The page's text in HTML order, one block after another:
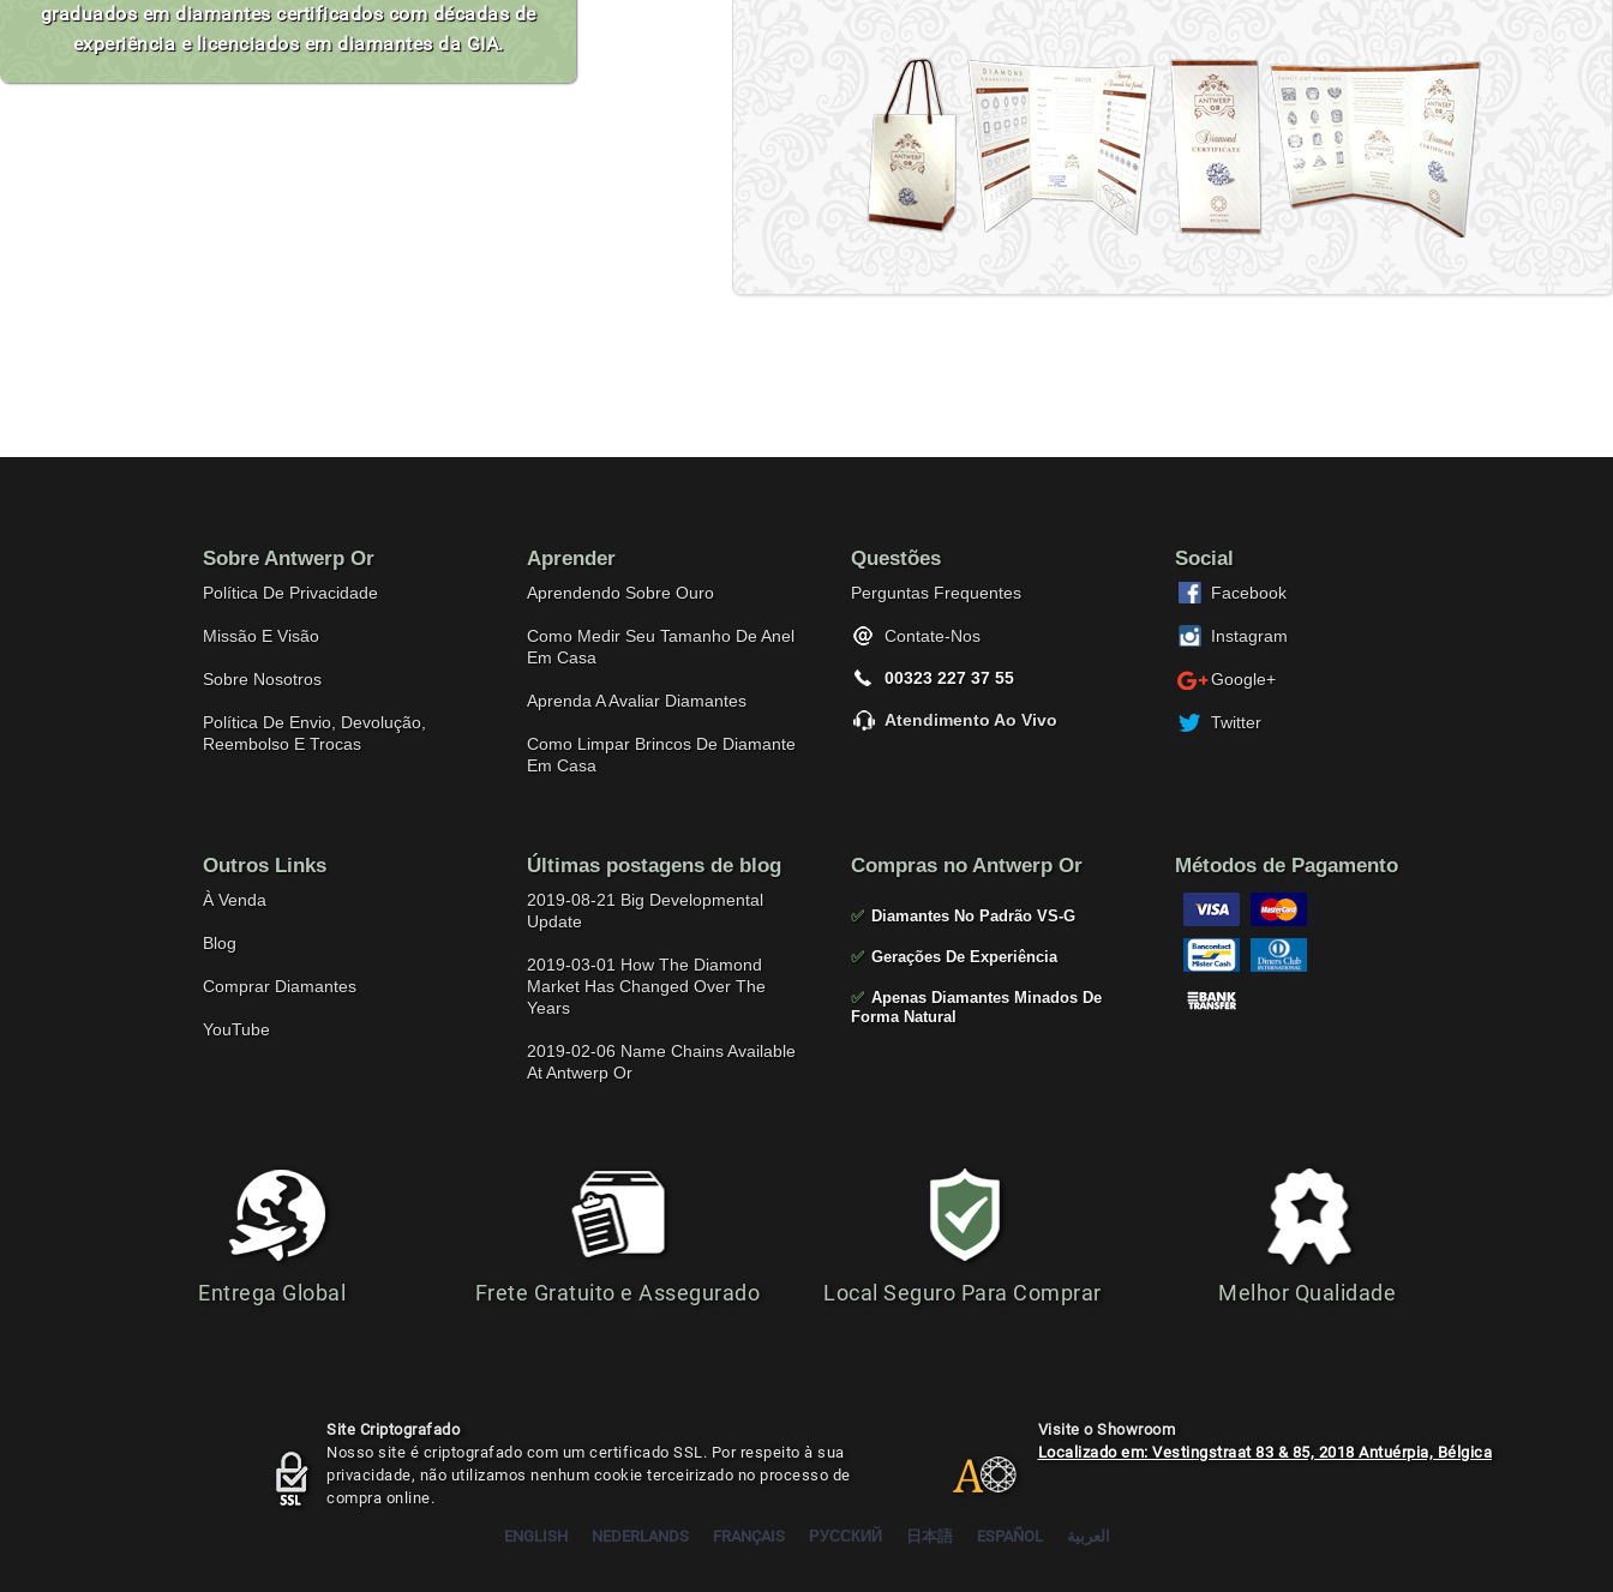
graduados em diamantes certificados com décadas de
experiência e licenciados em diamantes da GIA.
Sobre Antwerp Or
Política De Privacidade
Missão E Visão
Sobre Nosotros
Política De Envio, Devolução,
Reembolso E Trocas
Aprender
Aprendendo Sobre Ouro
Como Medir Seu Tamanho De Anel
Em Casa
Aprenda A Avaliar Diamantes
Como Limpar Brincos De Diamante
Em Casa
Questões
Perguntas Frequentes
Contate-Nos
00323 227 37 55
Atendimento Ao Vivo
Social
Facebook
Instagram
Google+
Twitter
Outros Links
À Venda
Blog
Comprar Diamantes
YouTube
Últimas postagens de blog
2019-08-21 Big Developmental
Update
2019-03-01 How The Diamond
Market Has Changed Over The
Years
2019-02-06 Name Chains Available
At Antwerp Or
Compras no Antwerp Or
✅ Diamantes No Padrão VS-G
✅ Gerações De Experiência
✅ Apenas Diamantes Minados De
Forma Natural
Métodos de Pagamento
Entrega Global Frete Gratuito e Assegurado Local Seguro Para Comprar Melhor Qualidade
Visite o Showroom
Localizado em: Vestingstraat 83 & 85, 2018 Antuérpia, Bélgica
Site Criptografado
Nosso site é criptografado com um certificado SSL. Por respeito à sua
privacidade, não utilizamos nenhum cookie terceirizado no processo de
compra online.
ENGLISH NEDERLANDS FRANÇAIS РУССКИЙ 日本語 ESPAÑOL العربية